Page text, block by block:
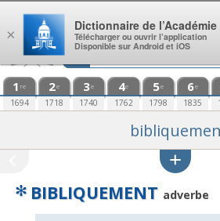
Aller au contenu
1 re
1694
2e
1718
3e
1740
4e
1762
5e
1798
6e
1835
✻ BIBLIQUEMENT adverbe
×
Dictionnaire de l’Académie
Télécharger ou ouvrir l’application
Disponible sur Android et iOS